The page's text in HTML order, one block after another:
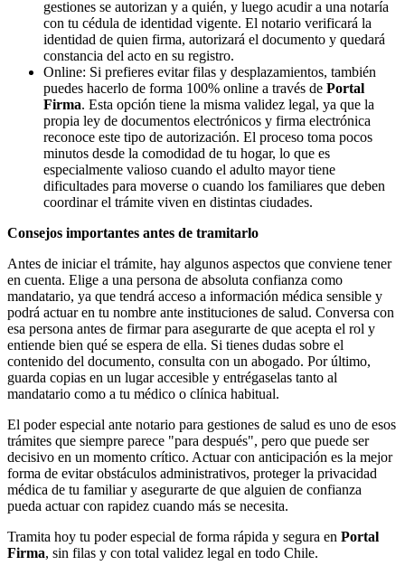
gestiones se autorizan y a quién, y luego acudir a una notaría
con tu cédula de identidad vigente. El notario verificará la
identidad de quien firma, autorizará el documento y quedará
constancia del acto en su registro.
Online: Si prefieres evitar filas y desplazamientos, también
puedes hacerlo de forma 100% online a través de Portal
Firma. Esta opción tiene la misma validez legal, ya que la
propia ley de documentos electrónicos y firma electrónica
reconoce este tipo de autorización. El proceso toma pocos
minutos desde la comodidad de tu hogar, lo que es
especialmente valioso cuando el adulto mayor tiene
dificultades para moverse o cuando los familiares que deben
coordinar el trámite viven en distintas ciudades.
Consejos importantes antes de tramitarlo
Antes de iniciar el trámite, hay algunos aspectos que conviene tener
en cuenta. Elige a una persona de absoluta confianza como
mandatario, ya que tendrá acceso a información médica sensible y
podrá actuar en tu nombre ante instituciones de salud. Conversa con
esa persona antes de firmar para asegurarte de que acepta el rol y
entiende bien qué se espera de ella. Si tienes dudas sobre el
contenido del documento, consulta con un abogado. Por último,
guarda copias en un lugar accesible y entrégaselas tanto al
mandatario como a tu médico o clínica habitual.
El poder especial ante notario para gestiones de salud es uno de esos
trámites que siempre parece "para después", pero que puede ser
decisivo en un momento crítico. Actuar con anticipación es la mejor
forma de evitar obstáculos administrativos, proteger la privacidad
médica de tu familiar y asegurarte de que alguien de confianza
pueda actuar con rapidez cuando más se necesita.
Tramita hoy tu poder especial de forma rápida y segura en Portal
Firma, sin filas y con total validez legal en todo Chile.